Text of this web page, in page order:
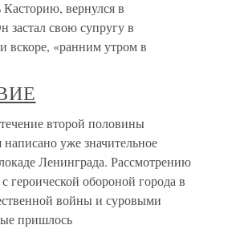
вернулся в
застал свою супругу в
вскоре, «ранним утром в
второй половины
уже значительное
Ленинграда. Рассмотрению
героической обороной города в
войны и суровыми
пришлось